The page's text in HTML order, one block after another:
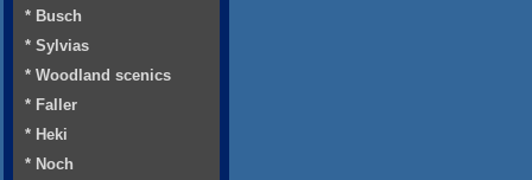
* Busch
* Sylvias
* Woodland scenics
* Faller
* Heki
* Noch